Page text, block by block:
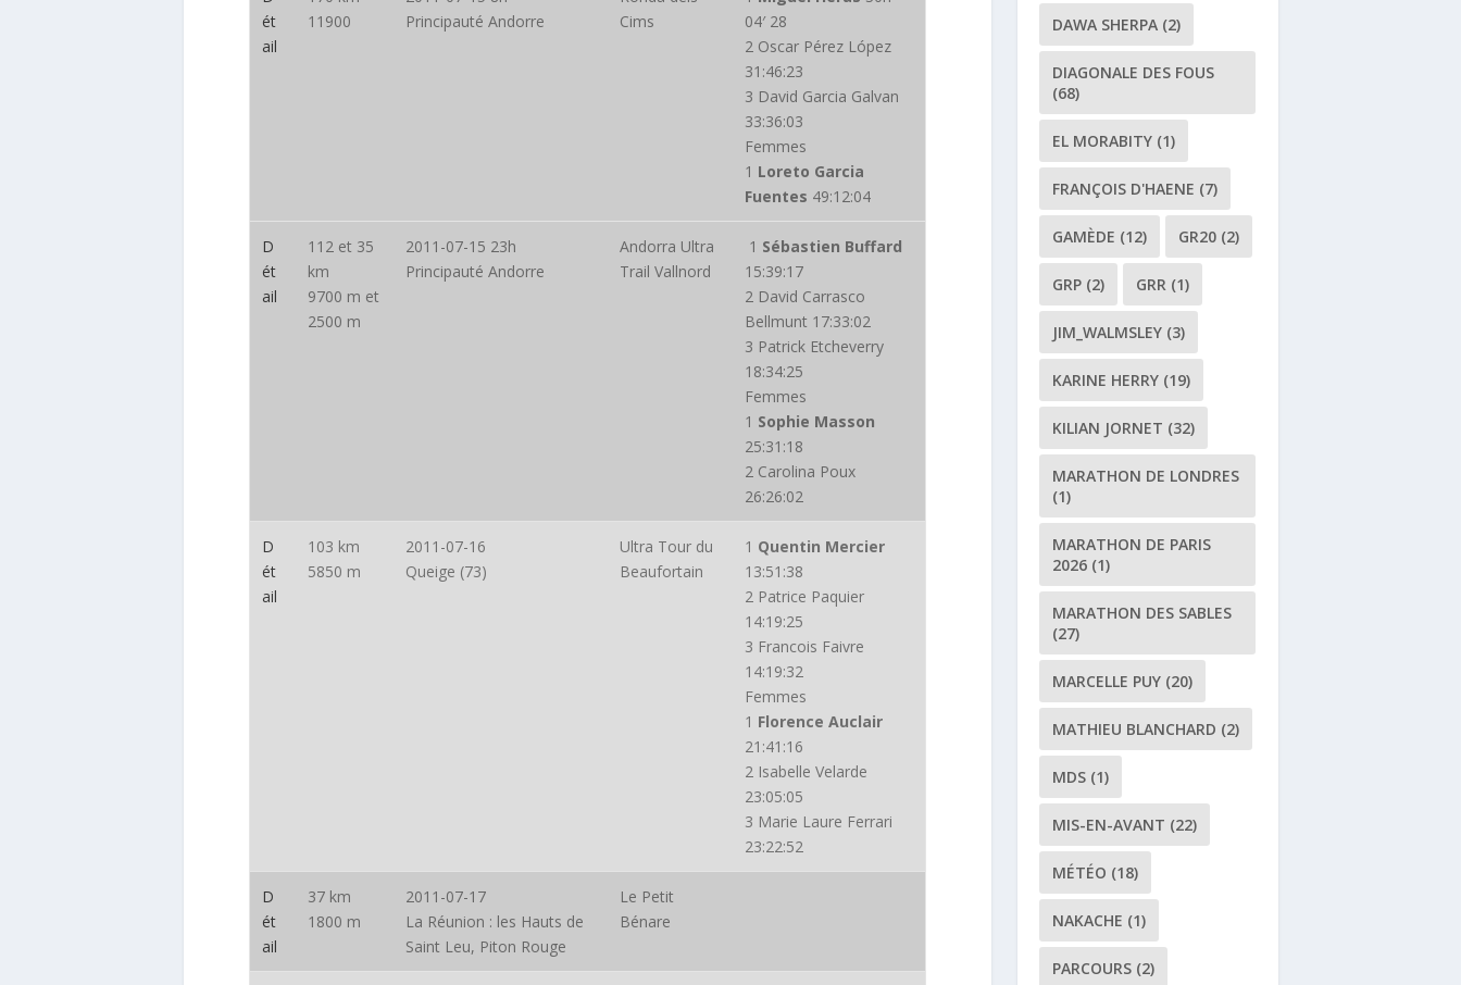
ét
ail
11900
Principauté Andorre
Cims
04′ 28
2 Oscar Pérez López
31:46:23
3 David Garcia Galvan
33:36:03
Femmes
1 Loreto Garcia
Fuentes 49:12:04
D
ét
ail
112 et 35
km
9700 m et
2500 m
2011-07-15 23h
Principauté Andorre
Andorra Ultra
Trail Vallnord
1 Sébastien Buffard
15:39:17
2 David Carrasco
Bellmunt 17:33:02
3 Patrick Etcheverry
18:34:25
Femmes
1 Sophie Masson
25:31:18
2 Carolina Poux
26:26:02
D
ét
ail
103 km
5850 m
2011-07-16
Queige (73)
Ultra Tour du
Beaufortain
1 Quentin Mercier
13:51:38
2 Patrice Paquier
14:19:25
3 Francois Faivre
14:19:32
Femmes
1 Florence Auclair
21:41:16
2 Isabelle Velarde
23:05:05
3 Marie Laure Ferrari
23:22:52
D
ét
ail
37 km
1800 m
2011-07-17
La Réunion : les Hauts de
Saint Leu, Piton Rouge
Le Petit
Bénare
DAWA SHERPA(2)
DIAGONALE DES FOUS
(68)
EL MORABITY(1)
FRANÇOIS D'HAENE (7)
GAMÈDE (12) GR20(2)
GRP(2) GRR(1)
JIM_WALMSLEY(3)
KARINE HERRY(19)
KILIAN JORNET (32)
MARATHON DE LONDRES
(1)
MARATHON DE PARIS
2026(1)
MARATHON DES SABLES
(27)
MARCELLE PUY(20)
MATHIEU BLANCHARD (2)
MDS(1)
MIS-EN-AVANT (22)
MÉTÉO (18)
NAKACHE (1)
PARCOURS(2)